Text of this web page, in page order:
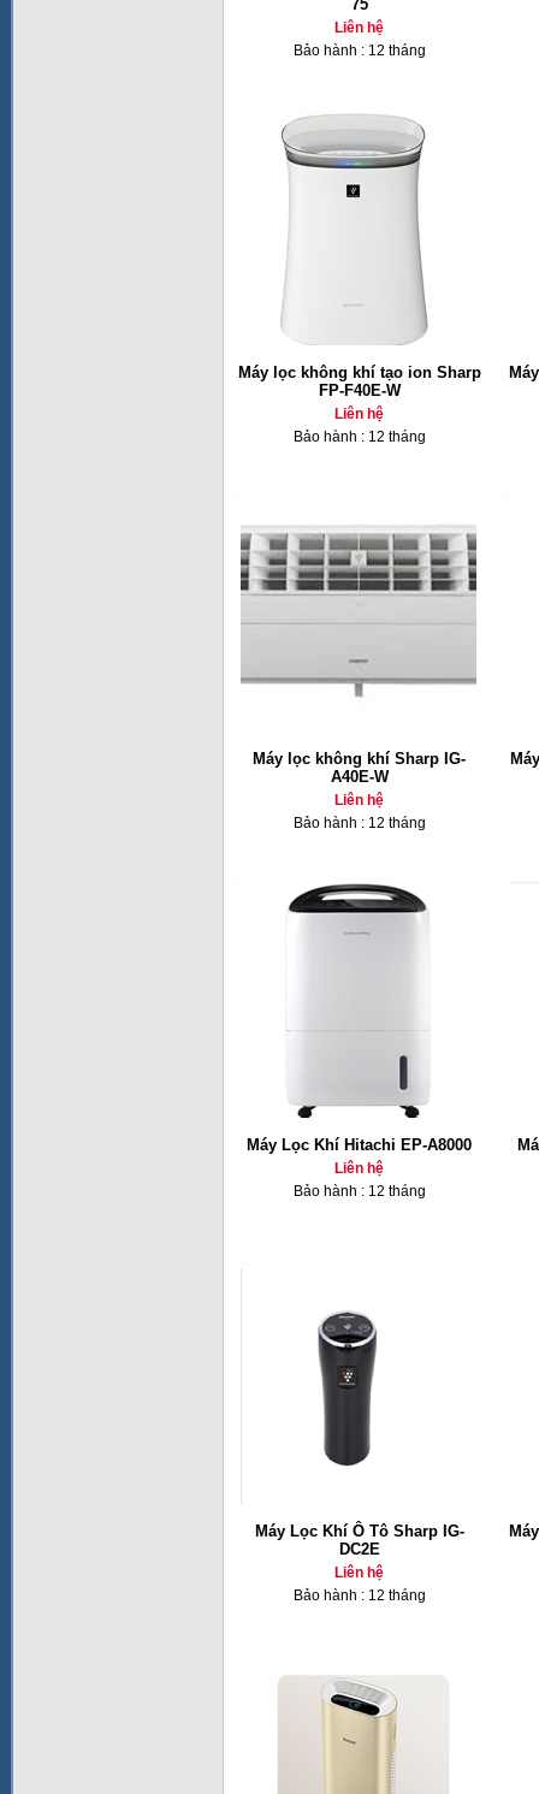
75
Liên hệ
Bảo hành : 12 tháng
Máy lọc không khí tạo ion Sharp
FP-F40E-W
Liên hệ
Bảo hành : 12 tháng
Máy lọc không khí Sharp IG-
A40E-W
Liên hệ
Bảo hành : 12 tháng
Máy Lọc Khí Hitachi EP-A8000
Liên hệ
Bảo hành : 12 tháng
Máy Lọc Khí Ô Tô Sharp IG-
DC2E
Liên hệ
Bảo hành : 12 tháng